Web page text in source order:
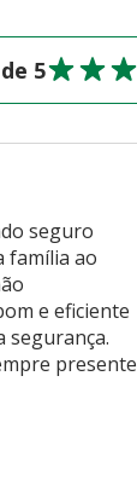
5
seguro
família ao
e eficiente
segurança.
presente